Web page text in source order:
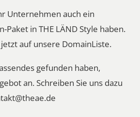
Unternehmen auch ein
Paket in THE LÄND Style haben.
auf unsere DomainListe.
gefunden haben,
an. Schreiben Sie uns dazu